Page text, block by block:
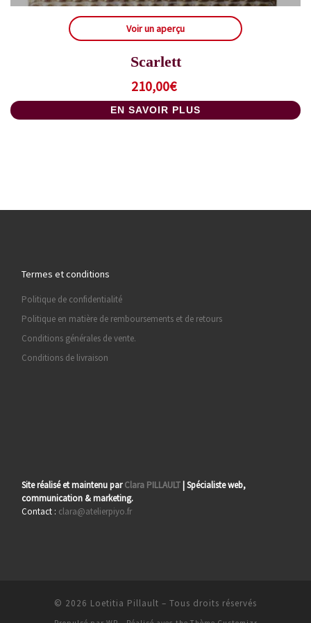
Voir un aperçu
Scarlett
210,00€
EN SAVOIR PLUS
Termes et conditions
Politique de confidentialité
Politique en matière de remboursements et de retours
Conditions générales de vente.
Conditions de livraison
Site réalisé et maintenu parClara PILLAULT | Spécialiste web,
communication & marketing.
Contact : clara@atelierpiyo.fr
© 2026 Loetitia Pillault – Tous droits réservés